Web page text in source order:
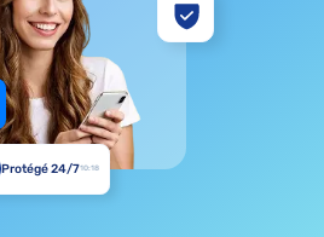
Protégé 24/710:18